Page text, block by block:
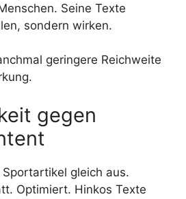
Seine Texte
sondern wirken.
geringere Reichweite
gegen
gleich aus.
Optimiert. Hinkos Texte